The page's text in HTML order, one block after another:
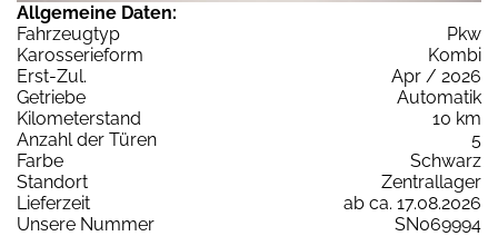
Allgemeine Daten:
Fahrzeugtyp
Pkw
Karosserieform
Kombi
Erst-Zul.
Apr / 2026
Getriebe
Automatik
Kilometerstand
10 km
Anzahl der Türen
5
Farbe
Schwarz
Standort
Zentrallager
Lieferzeit
ab ca. 17.08.2026
Unsere Nummer
SN069994